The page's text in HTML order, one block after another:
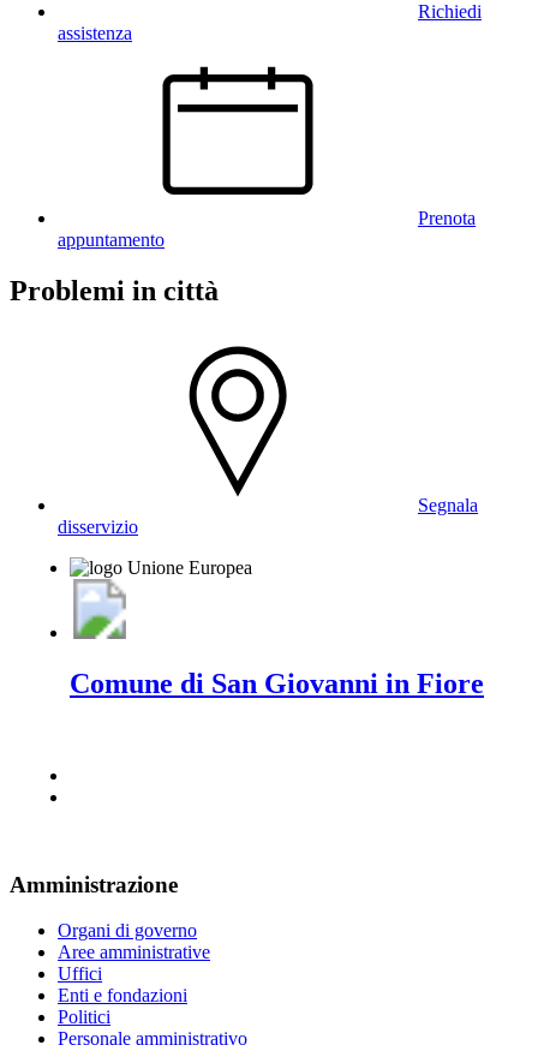
Richiedi
assistenza
Prenota
appuntamento
Problemi in città
Segnala
disservizio
Comune di San Giovanni in Fiore
Amministrazione
Organi di governo
Aree amministrative
Uffici
Enti e fondazioni
Politici
Personale amministrativo